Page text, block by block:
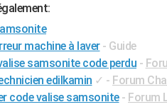
machine à laver - Guide
samsonite code perdu -
edilkamin ✓ - Forum
code valise samsonite - Forum